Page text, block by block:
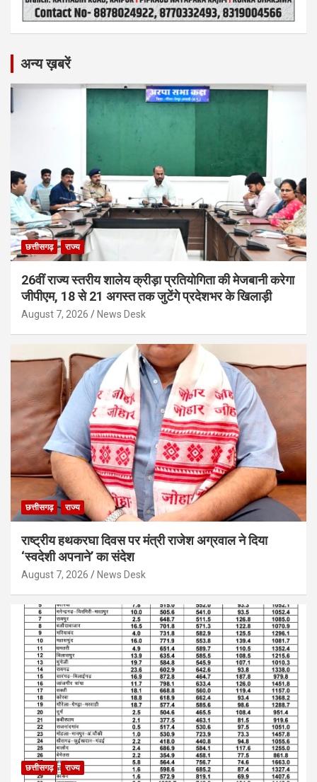
अन्य ख़बरें
छत्तीसगढ़ राज्य
26वीं राज्य स्तरीय शालेय क्रीड़ा प्रतियोगिता की मेजबानी करेगा
जीपीएम, 18 से 21 अगस्त तक जुटेंगे प्रदेशभर के खिलाड़ी
August 7, 2026 News Desk
छत्तीसगढ़ राज्य
राष्ट्रीय हथकरघा दिवस पर मंत्री राजेश अग्रवाल ने दिया
‘स्वदेशी अपनाने’ का संदेश
August 7, 2026 News Desk
छत्तीसगढ़ राज्य